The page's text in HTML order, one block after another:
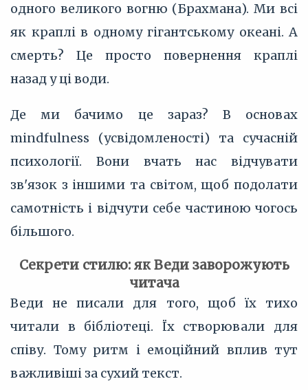
одного великого вогню (Брахмана). Ми всі
як краплі в одному гігантському океані. А
смерть? Це просто повернення краплі
назад у ці води.
Де ми бачимо це зараз? В основах
mindfulness (усвідомленості) та сучасній
психології. Вони вчать нас відчувати
зв'язок з іншими та світом, щоб подолати
самотність і відчути себе частиною чогось
більшого.
Секрети стилю: як Веди заворожують
читача
Веди не писали для того, щоб їх тихо
читали в бібліотеці. Їх створювали для
співу. Тому ритм і емоційний вплив тут
важливіші за сухий текст.